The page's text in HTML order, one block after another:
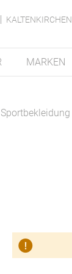
KALTENKIRCHEN
MARKEN
Sportbekleidung